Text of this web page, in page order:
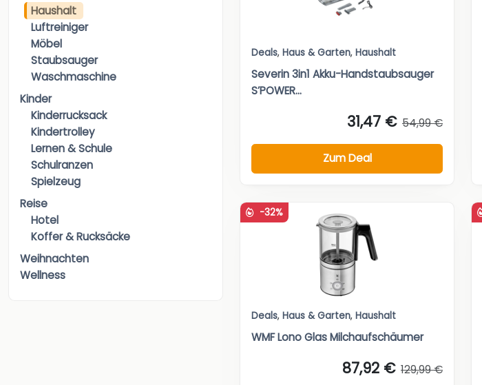
Haushalt
Luftreiniger
Möbel
Staubsauger
Waschmaschine
Kinder
Kinderrucksack
Kindertrolley
Lernen & Schule
Schulranzen
Spielzeug
Reise
Hotel
Koffer & Rucksäcke
Weihnachten
Wellness
Deals, Haus & Garten, Haushalt
Severin 3in1 Akku-Handstaubsauger
S’POWER...
31,47 € 54,99 €
Zum Deal
-32%
Deals, Haus & Garten, Haushalt
WMF Lono Glas Milchaufschäumer
87,92 € 129,99 €